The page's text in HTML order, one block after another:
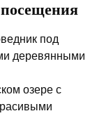
под
деревянными
озере с